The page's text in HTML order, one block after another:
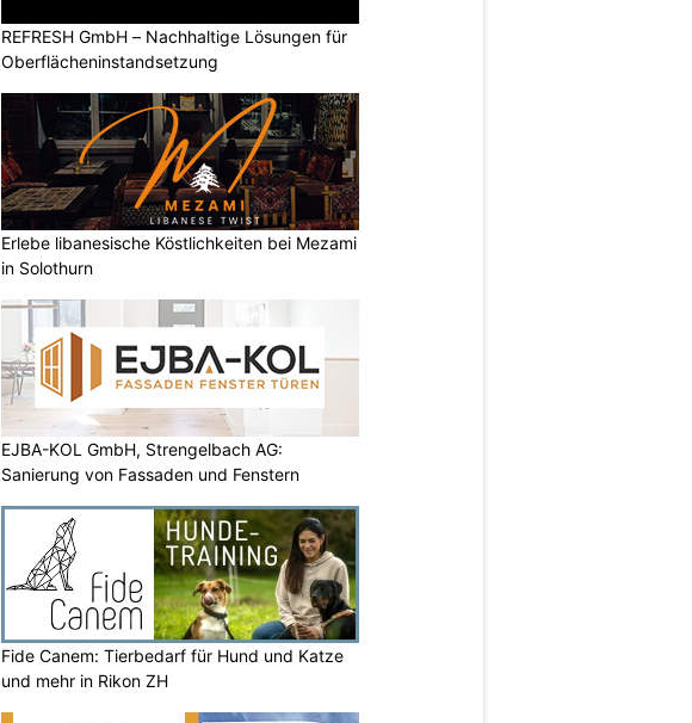
REFRESH GmbH – Nachhaltige Lösungen für
Oberflächeninstandsetzung
Erlebe libanesische Köstlichkeiten bei Mezami
in Solothurn
EJBA-KOL GmbH, Strengelbach AG:
Sanierung von Fassaden und Fenstern
Fide Canem: Tierbedarf für Hund und Katze
und mehr in Rikon ZH